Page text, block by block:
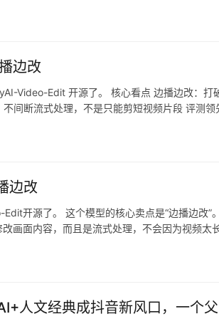
边改
Video-Edit 开源了。 核心看点 边播边改：打
间断流式处理，不是只能剪短视频片段 评测
边改
开源了。 这个模型的核心卖点是“边播边改”
画面内容，而且是流式处理，不会因为视频
人文经典成抖音新风口，一个